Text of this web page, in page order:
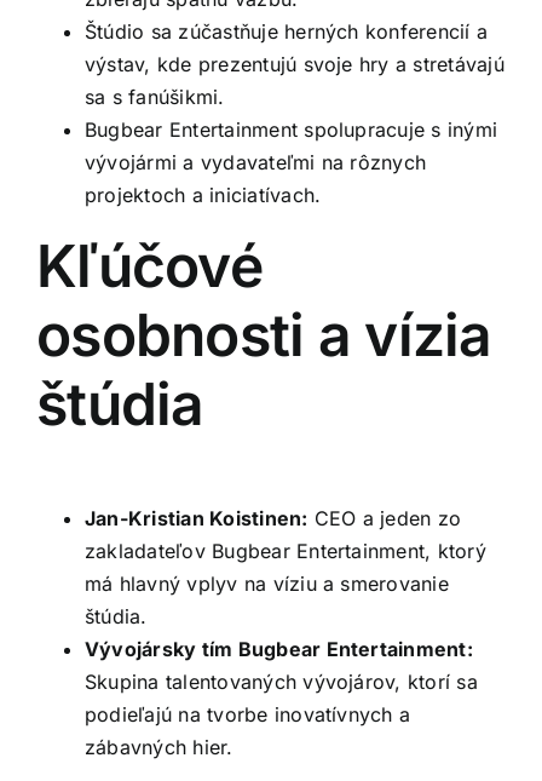
Štúdio sa zúčastňuje herných konferencií a
výstav, kde prezentujú svoje hry a stretávajú
sa s fanúšikmi.
Bugbear Entertainment spolupracuje s inými
vývojármi a vydavateľmi na rôznych
projektoch a iniciatívach.
Kľúčové
osobnosti a vízia
štúdia
Jan-Kristian Koistinen: CEO a jeden zo
zakladateľov Bugbear Entertainment, ktorý
má hlavný vplyv na víziu a smerovanie
štúdia.
Vývojársky tím Bugbear Entertainment:
Skupina talentovaných vývojárov, ktorí sa
podieľajú na tvorbe inovatívnych a
zábavných hier.